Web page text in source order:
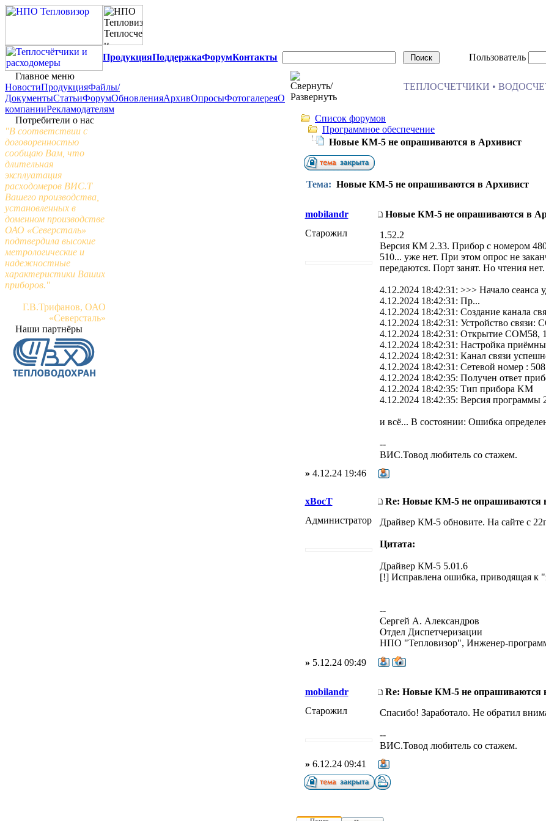
ПродукцияПоддержкаФорумКонтакты Пользователь
Главное меню
НовостиПродукцияФайлы/
ДокументыСтатьиФорумОбновленияАрхивОпросыФотогалереяО
компанииРекламодателям
Потребители о нас
"В соответствии с
договоренностью
сообщаю Вам, что
длительная
эксплуатация
расходомеров ВИС.Т
Вашего производства,
установленных в
доменном производстве
ОАО «Северсталь»
подтвердила высокие
метрологические и
надежностные
характеристики Ваших
приборов."
Г.В.Трифанов, ОАО
«Северсталь»
Наши партнёры
ТЕПЛОСЧЕТЧИКИ •
Список форумов
Программное обеспечение
Новые КМ-5 не опрашиваются в Архивист
Тема: Новые КМ-5 не опрашиваются в Архивист
mobilandr
Новые КМ-5 не опрашиваются в
Старожил
1.52.2
Версия КМ 2.33. Прибор с номером
510... уже нет. При этом опрос не
передаются. Порт занят. Но чтения нет.
4.12.2024 18:42:31: >>> Начало сеанса
4.12.2024 18:42:31: Пр...
4.12.2024 18:42:31: Создание канала
4.12.2024 18:42:31: Устройство связи:
4.12.2024 18:42:31: Открытие COM58,
4.12.2024 18:42:31: Настройка
4.12.2024 18:42:31: Канал связи
4.12.2024 18:42:31: Сетевой номер :
4.12.2024 18:42:35: Получен ответ
4.12.2024 18:42:35: Тип прибора KM
4.12.2024 18:42:35: Версия программы
и всё... В состоянии: Ошибка
--
ВИС.Товод любитель со стажем.
» 4.12.24 19:46
xBocT
Re: Новые КМ-5 не опрашиваются
Администратор
Драйвер КМ-5 обновите. На сайте с
Цитата:
Драйвер КМ-5 5.01.6
[!] Исправлена ошибка, приводящая к
--
Сергей А. Александров
Отдел Диспетчеризации
НПО "Тепловизор", Инженер-
» 5.12.24 09:49
mobilandr
Re: Новые КМ-5 не опрашиваются
Старожил
Спасибо! Заработало. Не обратил
--
ВИС.Товод любитель со стажем.
» 6.12.24 09:41